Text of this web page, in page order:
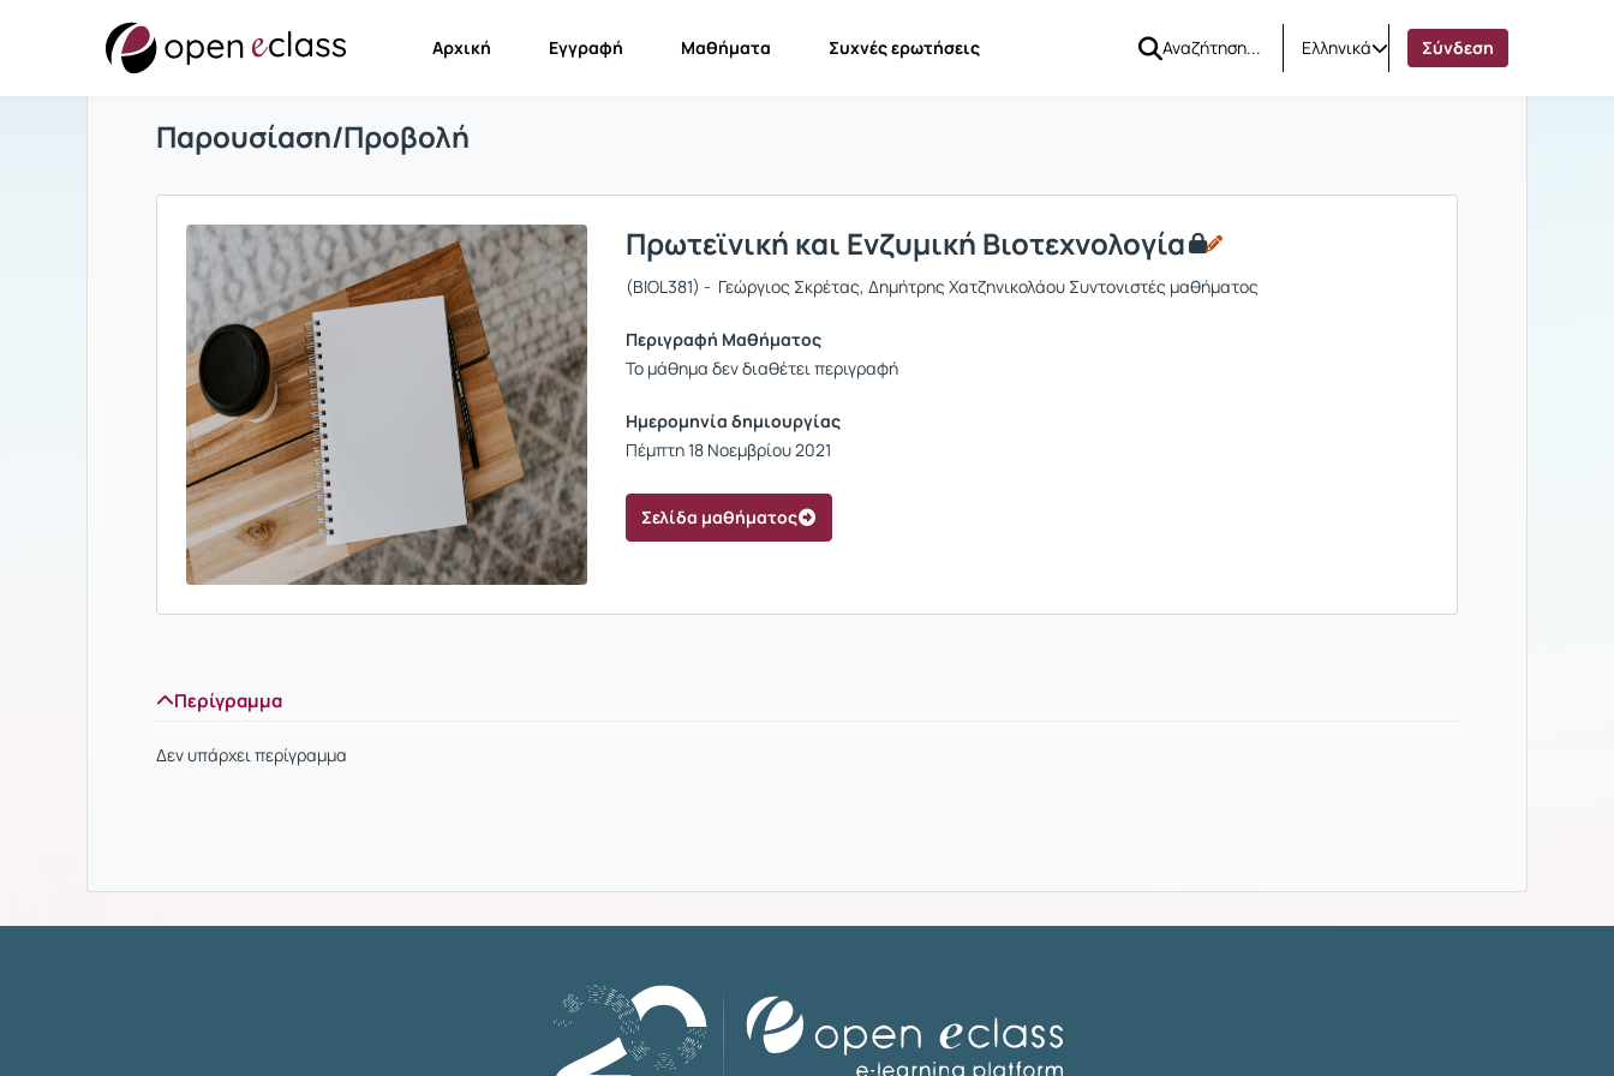
Αρχική Εγγραφή Μαθήματα Συχνές ερωτήσεις Ελληνικά Σύνδεση
Παρουσίαση/Προβολή
Πρωτεϊνική και Ενζυμική Βιοτεχνολογία
(BIOL381) - Γεώργιος Σκρέτας, Δημήτρης Χατζηνικολάου Συντονιστές μαθήματος
Περιγραφή Μαθήματος
Το μάθημα δεν διαθέτει περιγραφή
Ημερομηνία δημιουργίας
Πέμπτη 18 Νοεμβρίου 2021
Σελίδα μαθήματος
Περίγραμμα
Δεν υπάρχει περίγραμμα